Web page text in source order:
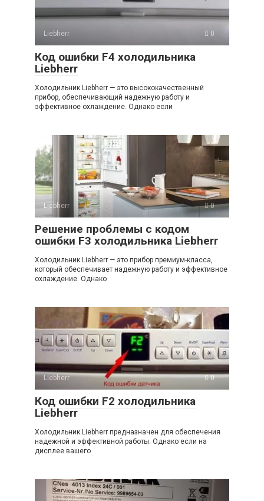
Liebherr 0
Код ошибки F4 холодильника
Liebherr
Холодильник Liebherr — это высококачественный
прибор, обеспечивающий надежную работу и
эффективное охлаждение. Однако если
Liebherr 0
Решение проблемы с кодом
ошибки F3 холодильника Liebherr
Холодильник Liebherr — это прибор премиум-класса,
который обеспечивает надежную работу и эффективное
охлаждение. Однако
Liebherr 0
Код ошибки F2 холодильника
Liebherr
Холодильник Liebherr предназначен для обеспечения
надежной и эффективной работы. Однако если на
дисплее вашего